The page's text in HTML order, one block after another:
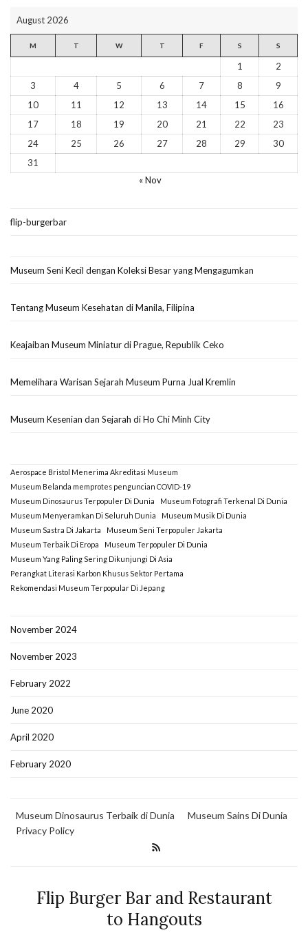
August 2026
M T W T F S S
1
2
3
4 5 6 7 8
9
10
11 12 13 14 15
16
17
18 19 20 21 22
23
24
25 26 27 28 29
30
31
« Nov
flip-burgerbar
Museum Seni Kecil dengan Koleksi Besar yang Mengagumkan
Tentang Museum Kesehatan di Manila, Filipina
Keajaiban Museum Miniatur di Prague, Republik Ceko
Memelihara Warisan Sejarah Museum Purna Jual Kremlin
Museum Kesenian dan Sejarah di Ho Chi Minh City
Aerospace Bristol Menerima Akreditasi Museum
Museum Belanda memprotes penguncian COVID-19
Museum Dinosaurus Terpopuler Di Dunia
Museum Fotografi Terkenal Di Dunia
Museum Menyeramkan Di Seluruh Dunia
Museum Musik Di Dunia
Museum Sastra Di Jakarta
Museum Seni Terpopuler Jakarta
Museum Terbaik Di Eropa
Museum Terpopuler Di Dunia
Museum Yang Paling Sering Dikunjungi Di Asia
Perangkat Literasi Karbon Khusus Sektor Pertama
Rekomendasi Museum Terpopular Di Jepang
November 2024
November 2023
February 2022
June 2020
April 2020
February 2020
Museum Dinosaurus Terbaik di Dunia
Museum Sains Di Dunia
Privacy Policy
Flip Burger Bar and Restaurant
to Hangouts